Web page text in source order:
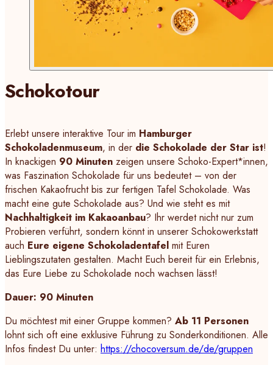
Schokotour
Erlebt unsere interaktive Tour im Hamburger
Schokoladenmuseum, in der die Schokolade der Star ist!
In knackigen 90 Minuten zeigen unsere Schoko-Expert*innen,
was Faszination Schokolade für uns bedeutet – von der
frischen Kakaofrucht bis zur fertigen Tafel Schokolade. Was
macht eine gute Schokolade aus? Und wie steht es mit
Nachhaltigkeit im Kakaoanbau? Ihr werdet nicht nur zum
Probieren verführt, sondern könnt in unserer Schokowerkstatt
auch Eure eigene Schokoladentafel mit Euren
Lieblingszutaten gestalten. Macht Euch bereit für ein Erlebnis,
das Eure Liebe zu Schokolade noch wachsen lässt!
Dauer: 90 Minuten
Du möchtest mit einer Gruppe kommen? Ab 11 Personen
lohnt sich oft eine exklusive Führung zu Sonderkonditionen. Alle
Infos findest Du unter: https://chocoversum.de/de/gruppen